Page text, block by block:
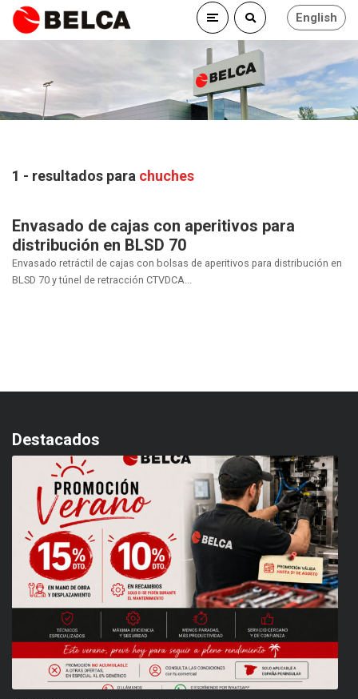
English
1 - resultados para chuches
Envasado de cajas con aperitivos para
distribución en BLSD 70
Envasado retráctil de cajas con bolsas de aperitivos para distribución en
BLSD 70 y túnel de retracción CTVDCA...
Destacados